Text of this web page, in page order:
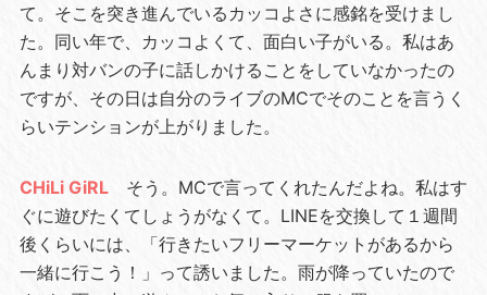
て。そこを突き進んでいるカッコよさに感銘を受けまし
た。同い年で、カッコよくて、面白い子がいる。私はあ
んまり対バンの子に話しかけることをしていなかったの
ですが、その日は自分のライブのMCでそのことを言うく
らいテンションが上がりました。
CHiLi GiRL
そう。MCで言ってくれたんだよね。私はす
ぐに遊びたくてしょうがなくて。LINEを交換して１週間
後くらいには、「行きたいフリーマーケットがあるから
一緒に行こう！」って誘いました。雨が降っていたので